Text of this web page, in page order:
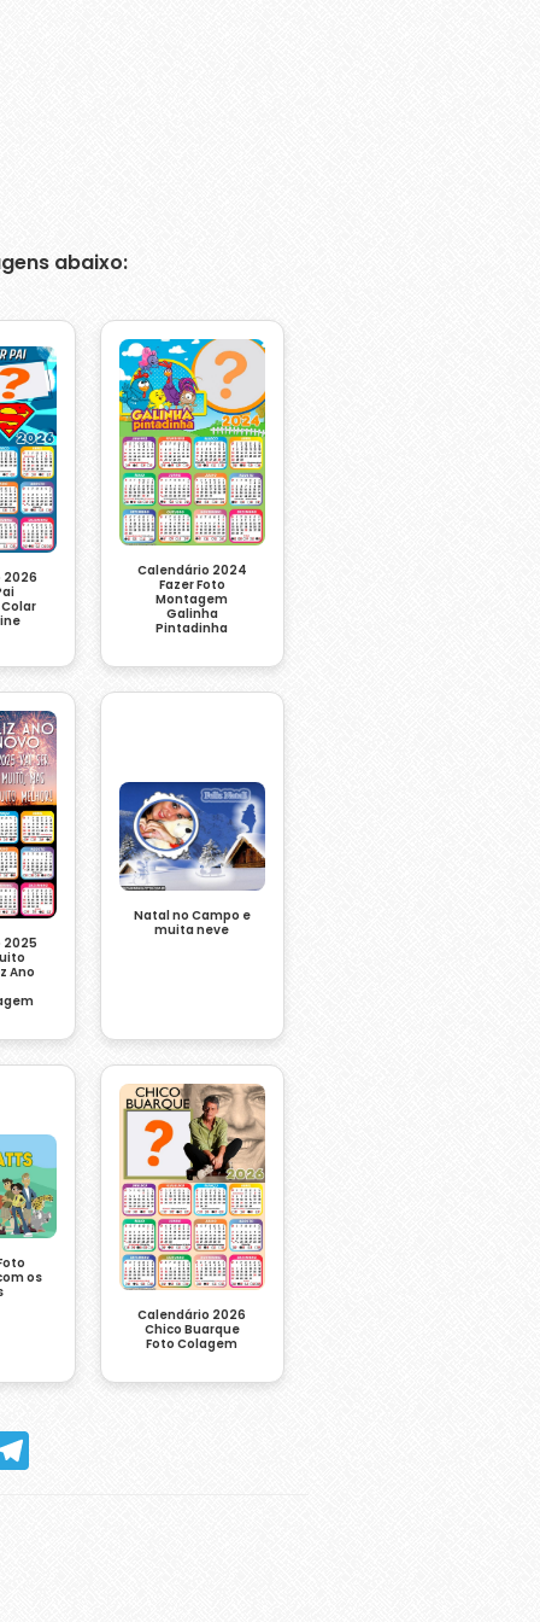
abaixo:
2026
Calendário 2024
Fazer Foto
Montagem
Galinha
Pintadinha
2025
Ano
Natal no Campo e
muita neve
os
Calendário 2026
Chico Buarque
Foto Colagem
Telegram